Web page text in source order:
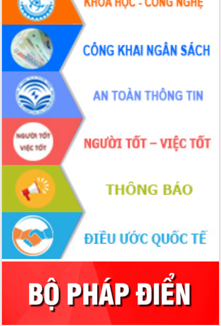
Ứng dụng sinh trắc học - Bước tiến
trong hành trình chuyển đổi số tại Đắk
Lắk
Đắk Lắk nâng cao hiệu quả công tác
Đảng từ Sổ tay đảng viên điện tử
Đắk Lắk đẩy mạnh nuôi biển công
nghệ, hướng tới phát triển thủy sản
bền vững
Tập huấn nâng cao năng lực triển khai
chuyển đổi số cho cán bộ, công chức
cấp xã
Đắk Lắk phát động hưởng ứng Ngày
Quyền của người tiêu dùng Việt Nam
2026
Đẩy mạnh cải cách hành chính, quyết
tâm đạt được mục tiêu tăng trưởng
hai con số trong năm 2026
Tổ chức trang trọng Lễ hội Đền thờ
Lương Văn Chánh năm 2026
Phó Bí thư Tỉnh ủy Đắk Lắk Đỗ Hữu
Huy giữ chức Bí thư Đảng ủy Ủy Ban
Nhân dân tỉnh
Bệnh án điện tử thúc đẩy chuyển đổi
số y tế tại Đắk Lắk
Chuyển đổi số thư viện: Mở rộng
không gian tri thức trong thời đại số
Đánh giá, rút kinh nghiệm công tác tổ
chức diễn tập trước ngày bầu cử
Chương trình “Gặp gỡ hữu nghị –